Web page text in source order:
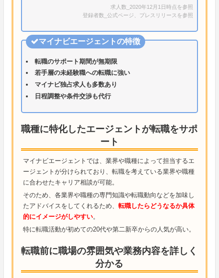
求人数_2020年12月1日時点を参照
登録者数_公式ページ、プレスリリースを参照
マイナビエージェントの特徴
転職のサポート期間が無期限
若手層の未経験職への転職に強い
マイナビ独占求人も多数あり
日程調整や条件交渉も代行
職種に特化したエージェントが転職をサポ
ート
マイナビエージェントでは、業界や職種によって担当するエ
ージェントが分けられており、転職を考えている業界や職種
に合わせたキャリア相談が可能。
そのため、各業界や職種の専門知識や転職動向などを加味し
たアドバイスをしてくれるため、 転職したらどうなるか具体
的にイメージがしやすい。
特に転職活動が初めての20代や第二新卒からの人気が高い。
転職前に職場の雰囲気や業務内容を詳しく
分かる